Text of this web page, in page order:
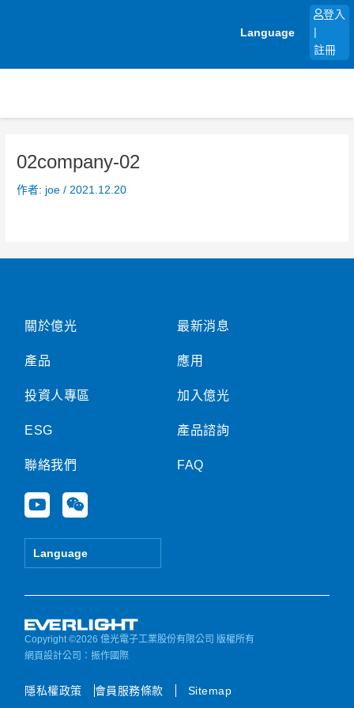
Language
登入
註冊
02company-02
作者: joe/ 2021.12.20
關於億光
產品
投資人專區
ESG
聯絡我們
Y
o
u
e
W
e
i
Language
最新消息
應用
加入億光
產品諮詢
FAQ
Copyright ©2026 億光電子工業股份有限公司 版權所有
網頁設計公司 ：振作國際
隱私權政策 會員服務條款 Sitemap